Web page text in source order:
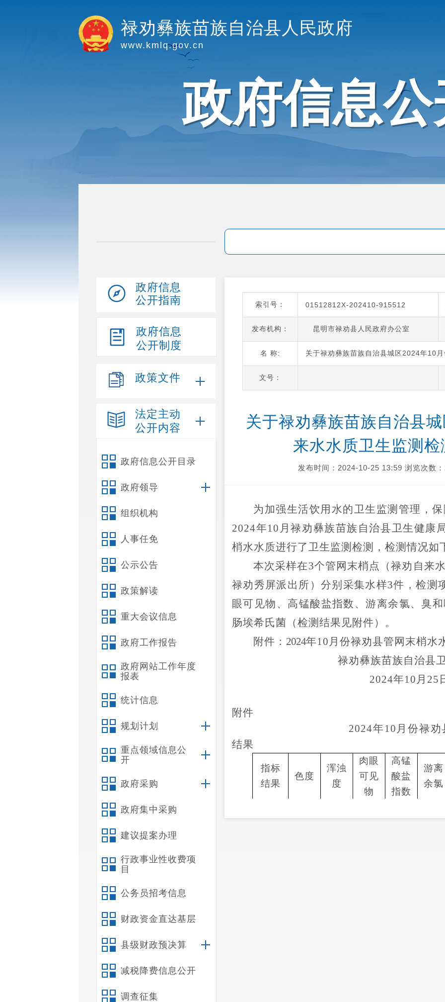
禄劝彝族苗族自治县人民政府
www.kmlq.gov.cn
政府信息公
政府信息
公开指南
政府信息
公开制度
政策文件
法定主动
公开内容
政府信息公开目录
政府领导
组织机构
人事任免
公示公告
政策解读
重大会议信息
政府工作报告
政府网站工作年度
报表
统计信息
规划计划
重点领域信息公
开
政府采购
政府集中采购
建议提案办理
行政事业性收费项
目
公务员招考信息
财政资金直达基层
县级财政预决算
减税降费信息公开
调查征集
索引号： 01512812X-202410-915512
发布机构： 昆明市禄劝县人民政府办公室
名 称: 关于禄劝彝族苗族自治县城区2024年10
文号：
关于禄劝彝族苗族自治县
来水水质卫生监测
发布时间：2024-10-25 13:59 浏览次数
为加强生活饮用水的卫生监测管理，保
2024年10 月禄劝 彝族苗族自治县卫生健康
梢水水质进行了卫生监测检测，检测情况如
本次采样在3个管网末梢点 （禄劝自来
禄劝秀屏派出所） 分别 采集水样3件，检测
眼可见物、 高锰酸盐指数 、游离余氯、臭
肠埃希氏菌（检测结果见附件）。
附件 ： 2024年10 月份禄劝县管网末梢水
禄劝彝族苗族自治县
2024年10 月 25
附件
2024年 10 月份禄劝
结果
指标
结果
色度
浑浊
度
肉眼
可见
物
高锰
酸盐
指数
游离
余氯